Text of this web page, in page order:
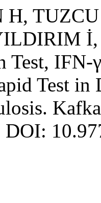
H,
IFN-
Test in
DOI: